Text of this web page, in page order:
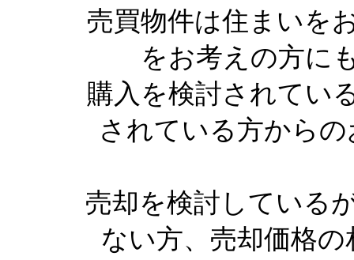
売買物件は住まいを
をお考えの方に
購入を検討されてい
されている方から
売却を検討している
ない方、売却価格